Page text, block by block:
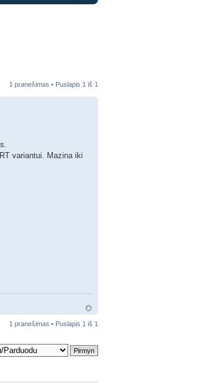
1 pranešimas • Puslapis 1 iš 1
variantui. Mazina iki
1 pranešimas • Puslapis 1 iš 1